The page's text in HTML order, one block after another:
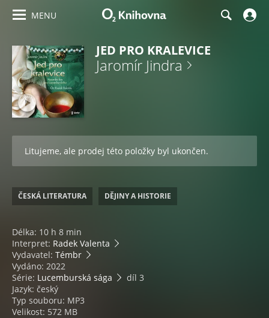
MENU
JED PRO KRALEVICE
Jaromír Jindra
Litujeme, ale prodej této položky byl ukončen.
ČESKÁ LITERATURA DĚJINY A HISTORIE
Délka: 10 h 8 min
Interpret: Radek Valenta
Vydavatel: Témbr
Vydáno: 2022
Série: Lucemburská sága
díl 3
Jazyk: český
Typ souboru: MP3
Velikost: 572 MB